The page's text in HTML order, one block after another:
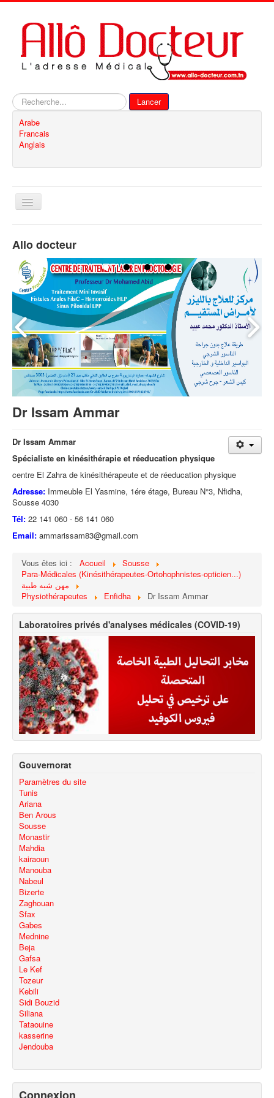
Rechercher
Lancer
Arabe
Francais
Anglais
Basculer
Contact
Allo docteur
Dr Issam Ammar
Dr Issam Ammar
Spécialiste en kinésithérapie et réeducation physique
centre El Zahra de kinésithérapeute et de réeducation physique
Adresse: Immeuble El Yasmine, 1ére étage, Bureau N°3, Nfidha,
Sousse 4030
Tél: 22 141 060 - 56 141 060
Email: ammarissam83@gmail.com
Vous êtes ici : Accueil
Sousse
Para-Médicales (Kinésithérapeutes-Ortohophnistes-opticien...)
مهن شبه طبية
Physiothérapeutes
Enfidha Dr Issam Ammar
Laboratoires privés d'analyses médicales (COVID-19)
Gouvernorat
Paramètres du site
Tunis
Ariana
Ben Arous
Sousse
Monastir
Mahdia
kairaoun
Manouba
Nabeul
Bizerte
Zaghouan
Sfax
Gabes
Mednine
Beja
Gafsa
Le Kef
Tozeur
Kebili
Sidi Bouzid
Siliana
Tataouine
kasserine
Jendouba